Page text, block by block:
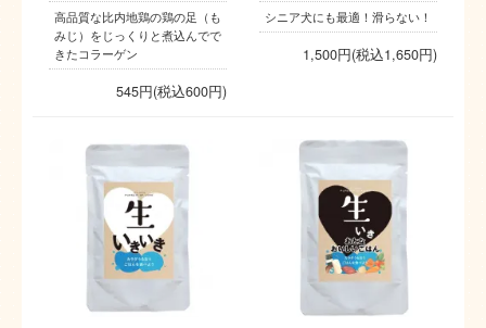
高品質な比内地鶏の鶏の足（も
みじ）をじっくりと煮込んでで
きたコラーゲン
545円(税込600円)
シニア犬にも最適！滑らない！
1,500円(税込1,650円)